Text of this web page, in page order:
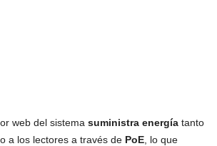
web del sistema suministra energía tanto
a los lectores a través de PoE , lo que